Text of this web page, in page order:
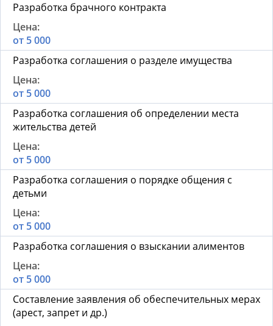
Разработка брачного контракта
от 5 000
Разработка соглашения о разделе имущества
от 5 000
Разработка соглашения об определении места
жительства детей
от 5 000
Разработка соглашения о порядке общения с
детьми
от 5 000
Разработка соглашения о взыскании алиментов
от 5 000
Составление заявления об обеспечительных мерах
(арест, запрет и др.)